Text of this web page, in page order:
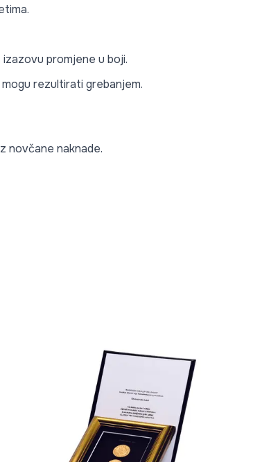
promjene u boji.
rezultirati grebanjem.
novčane naknade.